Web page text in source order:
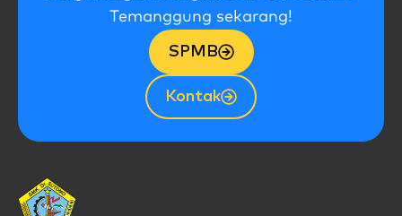
Temanggung sekarang!
SPMB
Kontak